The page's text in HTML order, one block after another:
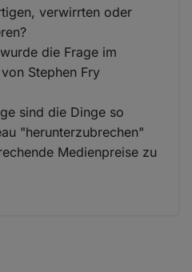
verwirrten oder
die Frage im
Stephen Fry
sind die Dinge so
"herunterzubrechen"
Medienpreise zu